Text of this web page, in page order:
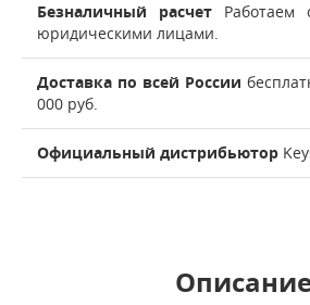
Безналичный расчет Работаем
юридическими лицами.
Доставка по всей России
000 руб.
Официальный дистрибьютор